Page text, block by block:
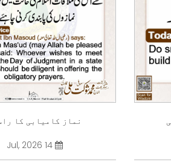
نماز کامیابی کا
14 Jul, 2026